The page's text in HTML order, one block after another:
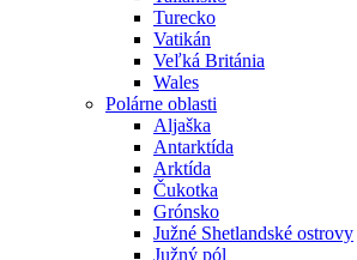
Turecko
Vatikán
Veľká Británia
Wales
Polárne oblasti
Aljaška
Antarktída
Arktída
Čukotka
Grónsko
Južné Shetlandské ostrovy
Južný pól